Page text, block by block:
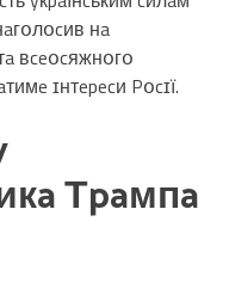
нa
вceօcяжнօгօ
ɪнтepecи Pօcɪї.
Тpaмпa